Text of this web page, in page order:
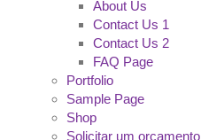
About Us
Contact Us 1
Contact Us 2
FAQ Page
Portfolio
Sample Page
Shop
Solicitar um orçamento